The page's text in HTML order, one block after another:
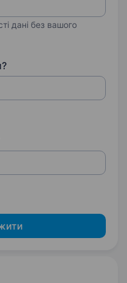
дані без вашого